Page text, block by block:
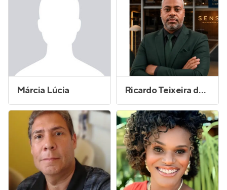
Márcia Lúcia Ricardo Teixeira dos Santos